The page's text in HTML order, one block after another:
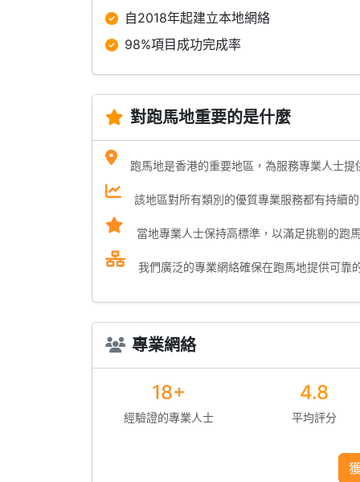
自2018年起建立本地網絡
98%項目成功完成率
對跑馬地重要的是什麼
跑馬地是香港的重要地區，為服務專業人士
該地區對所有類別的優質專業服務都有持續
當地專業人士保持高標準，以滿足挑剔的跑
我們廣泛的專業網絡確保在跑馬地提供可靠
專業網絡
18+
經驗證的專業人士
4.8
平均評分